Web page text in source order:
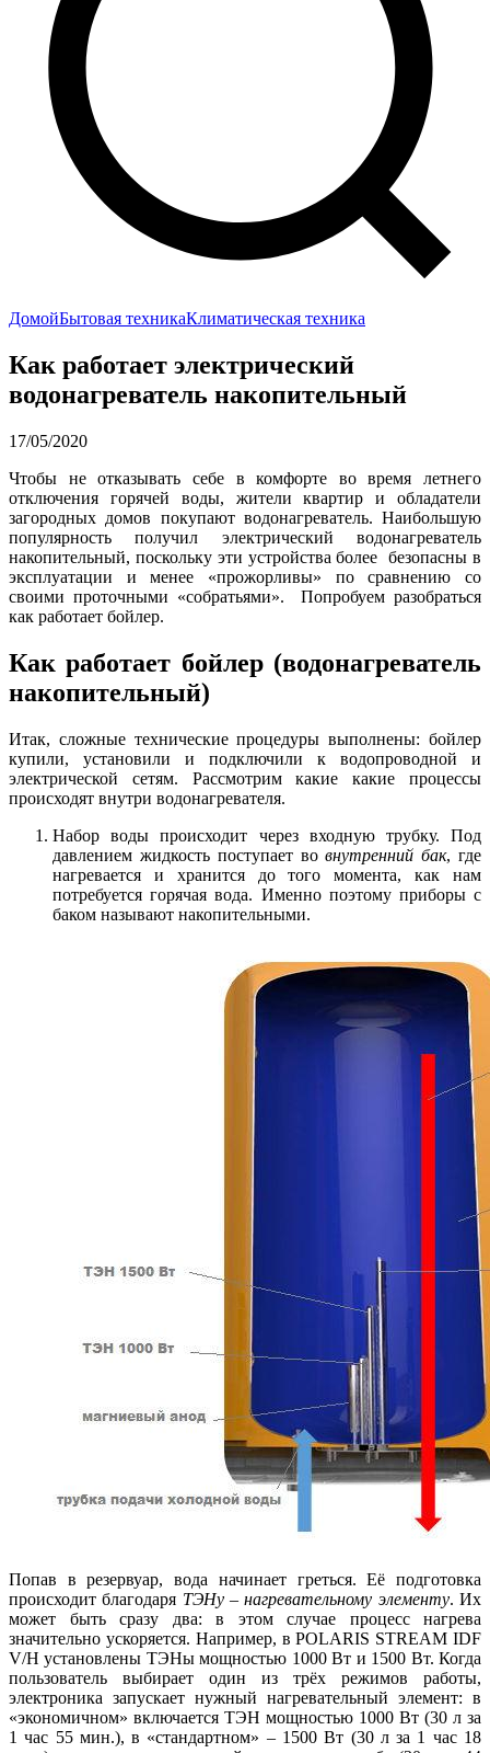
ДомойБытовая техникаКлиматическая техника
Как работает электрический
водонагреватель накопительный
17/05/2020
Чтобы не отказывать себе в комфорте во время летнего
отключения горячей воды, жители квартир и обладатели
загородных домов покупают водонагреватель. Наибольшую
популярность получил электрический водонагреватель
накопительный, поскольку эти устройства более безопасны в
эксплуатации и менее «прожорливы» по сравнению со
своими проточными «собратьями». Попробуем разобраться
как работает бойлер.
Как работает бойлер (водонагреватель
накопительный)
Итак, сложные технические процедуры выполнены: бойлер
купили, установили и подключили к водопроводной и
электрической сетям. Рассмотрим какие какие процессы
происходят внутри водонагревателя.
Набор воды происходит через входную трубку. Под
давлением жидкость поступает вовнутренний бак, где
нагревается и хранится до того момента, как нам
потребуется горячая вода. Именно поэтому приборы с
баком называют накопительными.
Попав в резервуар, вода начинает греться. Её подготовка
происходит благодаря ТЭНу – нагревательному элементу. Их
может быть сразу два: в этом случае процесс нагрева
значительно ускоряется. Например, в POLARIS STREAM IDF
V/H установлены ТЭНы мощностью 1000 Вт и 1500 Вт. Когда
пользователь выбирает один из трёх режимов работы,
электроника запускает нужный нагревательный элемент: в
«экономичном» включается ТЭН мощностью 1000 Вт (30 л за
1 час 55 мин.), в «стандартном» – 1500 Вт (30 л за 1 час 18